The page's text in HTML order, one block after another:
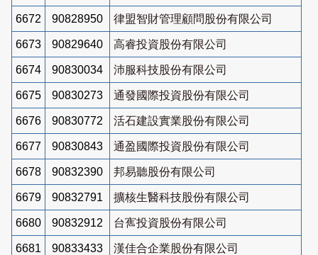
6672 90828950 律盟智財管理顧問股份有限公司
6673 90829640 高睿投資股份有限公司
6674 90830034 沛服科技股份有限公司
6675 90830273 通發國際投資股份有限公司
6676 90830772 活石建設實業股份有限公司
6677 90830843 通盈國際投資股份有限公司
6678 90832390 邦易聽股份有限公司
6679 90832791 擴核生醫科技股份有限公司
6680 90832912 台寯投資股份有限公司
6681 90833433 漢佳合企業股份有限公司